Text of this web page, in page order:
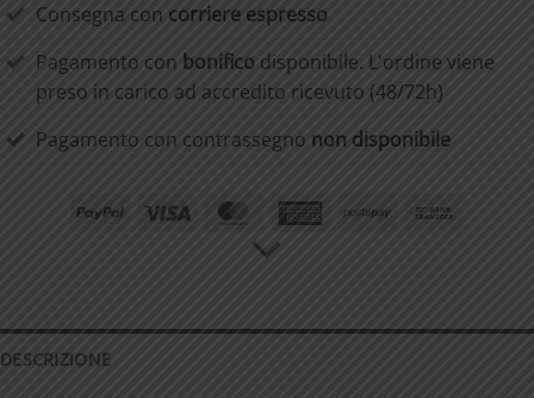
Consegna con corriere espresso
Pagamento con bonifico disponibile. L'ordine viene
preso in carico ad accredito ricevuto (48/72h)
Pagamento con contrassegno non disponibile
PayPal Visa MasterCardAmericanPostepay
DESCRIZIONE